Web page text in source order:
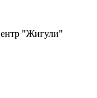
"Жигули"